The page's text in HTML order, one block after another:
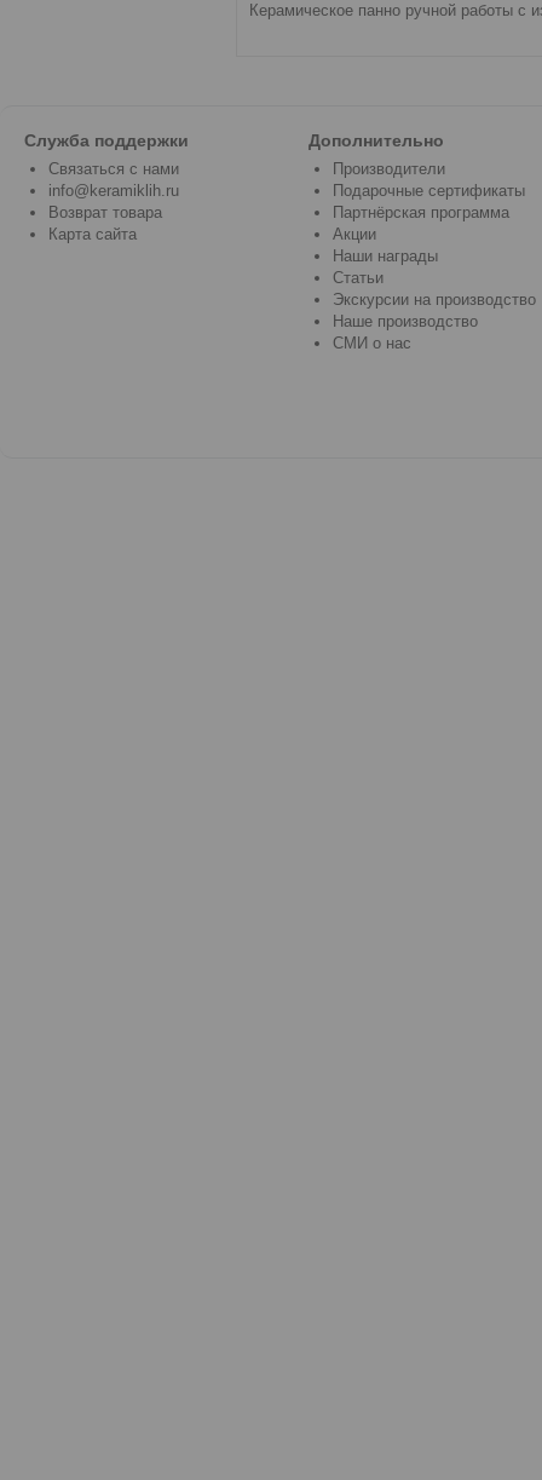
Керамическое панно ручной работы с
Служба поддержки
Связаться с нами
info@keramiklih.ru
Возврат товара
Карта сайта
Дополнительно
Производители
Подарочные сертификаты
Партнёрская программа
Акции
Наши награды
Статьи
Экскурсии на производство
Наше производство
СМИ о нас